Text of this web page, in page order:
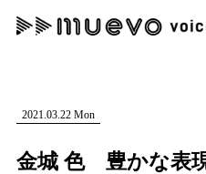
記事を検索する
"読者の声を形にする”
2021.03.22 Mon
金城 色 豊かな表